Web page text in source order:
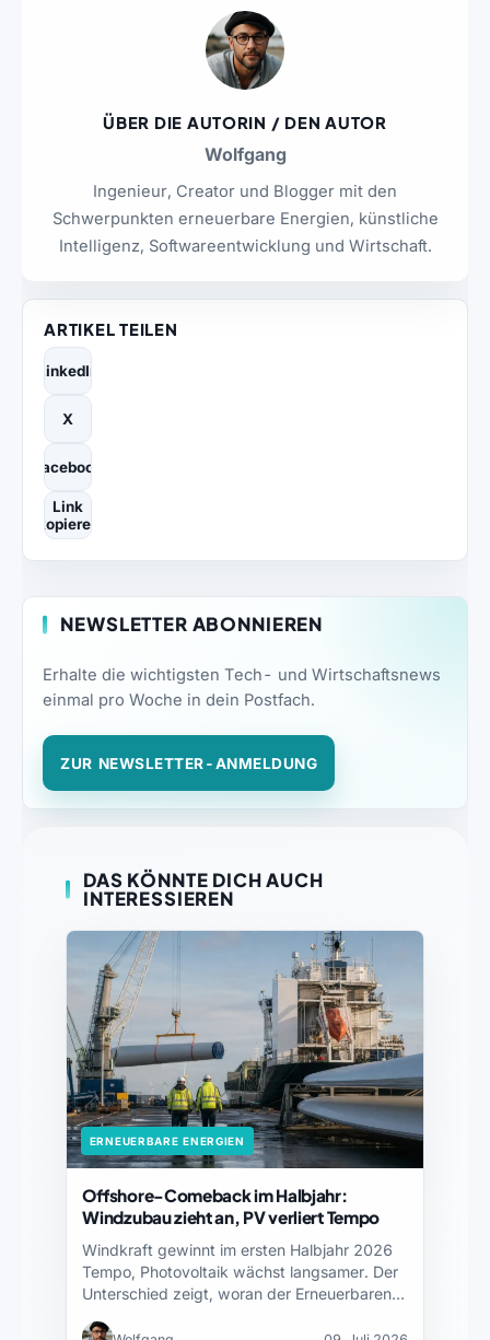
ÜBER DIE AUTORIN / DEN AUTOR
Wolfgang
Ingenieur, Creator und Blogger mit den
Schwerpunkten erneuerbare Energien, künstliche
Intelligenz, Softwareentwicklung und Wirtschaft.
ARTIKEL TEILEN
LinkedIn
X
Facebook
Link
kopieren
NEWSLETTER ABONNIEREN
Erhalte die wichtigsten Tech- und Wirtschaftsnews
einmal pro Woche in dein Postfach.
ZUR NEWSLETTER-ANMELDUNG
DAS KÖNNTE DICH AUCH
INTERESSIEREN
ERNEUERBARE ENERGIEN
Offshore-Comeback im Halbjahr:
Windzubau zieht an, PV verliert Tempo
Windkraft gewinnt im ersten Halbjahr 2026
Tempo, Photovoltaik wächst langsamer. Der
Unterschied zeigt, woran der Erneuerbaren-